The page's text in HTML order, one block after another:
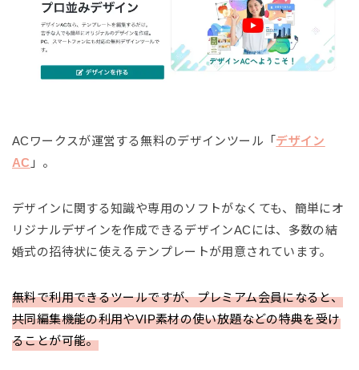
ACワークスが運営する無料のデザインツール「 デザイン
AC 」。
デザインに関する知識や専用のソフトがなくても、簡単にオ
リジナルデザインを作成できるデザインACには、多数の結
婚式の招待状に使えるテンプレートが用意されています。
無料で利用できるツールですが、プレミアム会員になると、
共同編集機能の利用やVIP素材の使い放題などの特典を受け
ることが可能。